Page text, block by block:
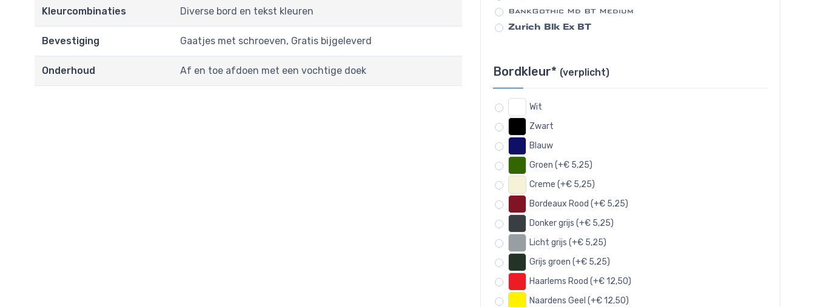
Kleurcombinaties Diverse bord en tekst kleuren
Bevestiging Gaatjes met schroeven, Gratis bijgeleverd
Onderhoud Af en toe afdoen met een vochtige doek
BankGothic Md BT Medium
Zurich Blk Ex BT
Bordkleur* (verplicht)
Wit
Zwart
Blauw
Groen (+€ 5,25)
Creme (+€ 5,25)
Bordeaux Rood (+€ 5,25)
Donker grijs (+€ 5,25)
Licht grijs (+€ 5,25)
Grijs groen (+€ 5,25)
Haarlems Rood (+€ 12,50)
Naardens Geel (+€ 12,50)